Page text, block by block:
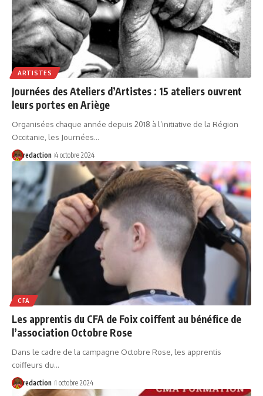
ARTISTES
Journées des Ateliers d’Artistes : 15 ateliers ouvrent
leurs portes en Ariège
Organisées chaque année depuis 2018 à l’initiative de la Région
Occitanie, les Journées…
redaction 4 octobre 2024
CFA
Les apprentis du CFA de Foix coiffent au bénéfice de
l’association Octobre Rose
Dans le cadre de la campagne Octobre Rose, les apprentis
coiffeurs du…
redaction 1 octobre 2024